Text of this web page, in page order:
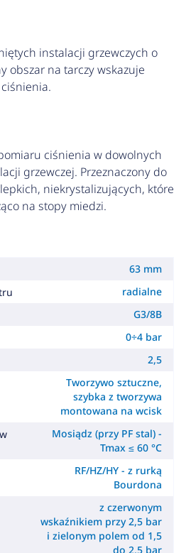
instalacji grzewczych o
obszar na tarczy wskazuje
ciśnienia w dowolnych
grzewczej. Przeznaczony do
niekrystalizujących, które
na stopy miedzi.
63 mm
radialne
G3/8B
0÷4 bar
2,5
Tworzywo sztuczne,
szybka z tworzywa
montowana na wcisk
Mosiądz (przy PF stal) -
Tmax ≤ 60 °C
RF/HZ/HY - z rurką
Bourdona
z czerwonym
wskaźnikiem przy 2,5 bar
i zielonym polem od 1,5
do 2,5 bar